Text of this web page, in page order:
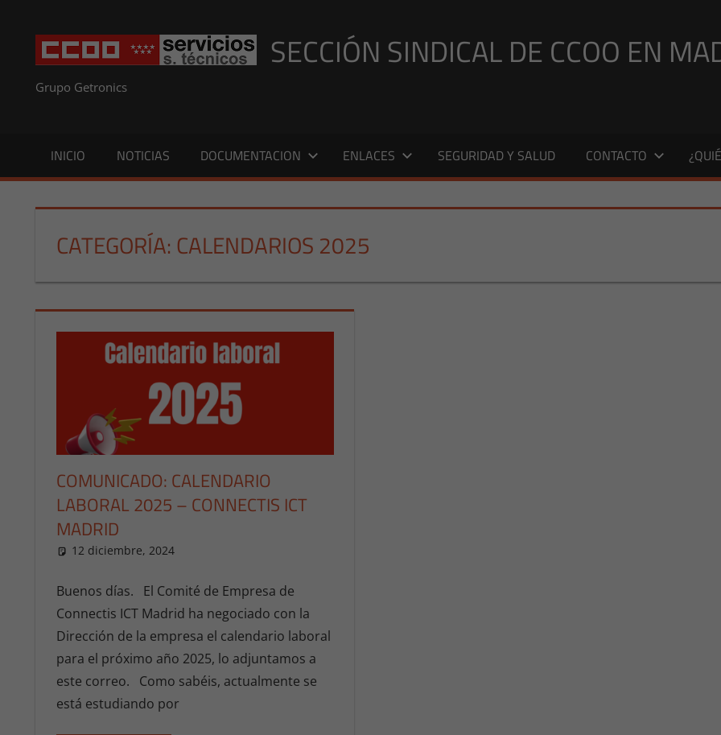
contenido
SECCIÓN SINDICAL DE CCOO EN
Grupo Getronics
INICIO NOTICIAS DOCUMENTACION ENLACES SEGURIDAD Y SALUD CONTACTO
CATEGORÍA: CALENDARIOS 2025
COMUNICADO: CALENDARIO
LABORAL 2025 – CONNECTIS ICT
MADRID
12 diciembre, 2024
Buenos días. El Comité de Empresa de
Connectis ICT Madrid ha negociado con la
Dirección de la empresa el calendario laboral
para el próximo año 2025, lo adjuntamos a
este correo. Como sabéis, actualmente se
está estudiando por